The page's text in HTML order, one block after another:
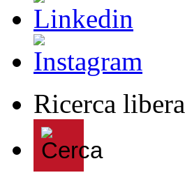
Ricerca libera